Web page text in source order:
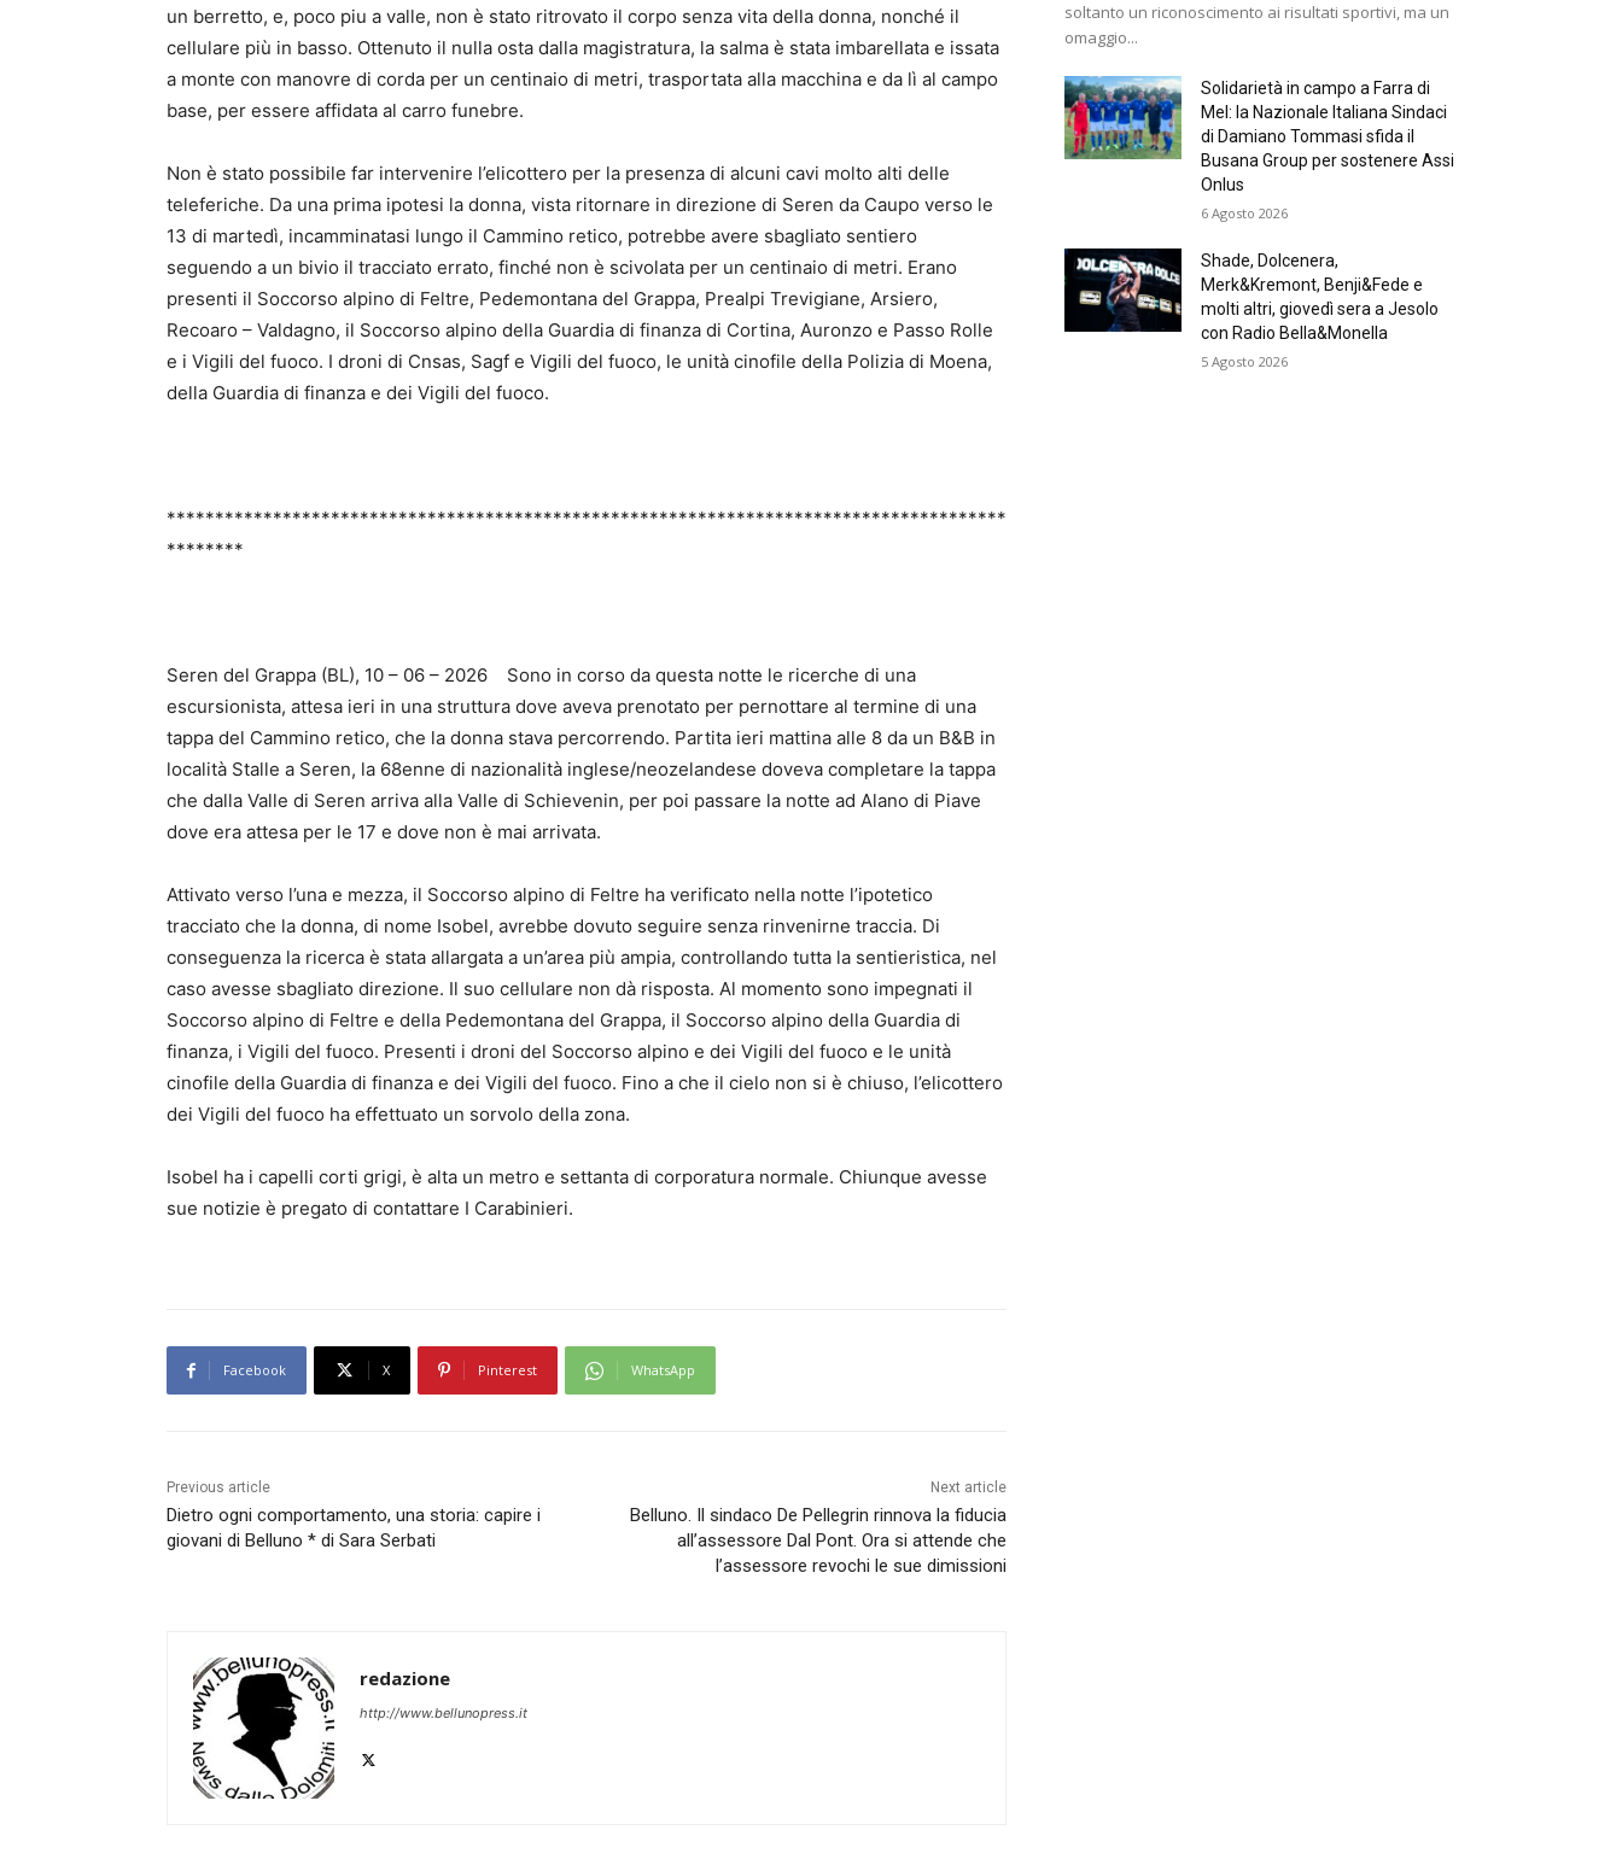
un berretto, e, poco piu a valle, non è stato ritrovato il corpo senza vita della donna, nonché il
cellulare più in basso. Ottenuto il nulla osta dalla magistratura, la salma è stata imbarellata e issata
a monte con manovre di corda per un centinaio di metri, trasportata alla macchina e da lì al campo
base, per essere affidata al carro funebre.
Non è stato possibile far intervenire l’elicottero per la presenza di alcuni cavi molto alti delle
teleferiche. Da una prima ipotesi la donna, vista ritornare in direzione di Seren da Caupo verso le
13 di martedì, incamminatasi lungo il Cammino retico, potrebbe avere sbagliato sentiero
seguendo a un bivio il tracciato errato, finché non è scivolata per un centinaio di metri. Erano
presenti il Soccorso alpino di Feltre, Pedemontana del Grappa, Prealpi Trevigiane, Arsiero,
Recoaro – Valdagno, il Soccorso alpino della Guardia di finanza di Cortina, Auronzo e Passo Rolle
e i Vigili del fuoco. I droni di Cnsas, Sagf e Vigili del fuoco, le unità cinofile della Polizia di Moena,
della Guardia di finanza e dei Vigili del fuoco.
***************************************************************************************
********
Seren del Grappa (BL), 10 – 06 – 2026 Sono in corso da questa notte le ricerche di una
escursionista, attesa ieri in una struttura dove aveva prenotato per pernottare al termine di una
tappa del Cammino retico, che la donna stava percorrendo. Partita ieri mattina alle 8 da un B&B in
località Stalle a Seren, la 68enne di nazionalità inglese/neozelandese doveva completare la tappa
che dalla Valle di Seren arriva alla Valle di Schievenin, per poi passare la notte ad Alano di Piave
dove era attesa per le 17 e dove non è mai arrivata.
Attivato verso l’una e mezza, il Soccorso alpino di Feltre ha verificato nella notte l’ipotetico
tracciato che la donna, di nome Isobel, avrebbe dovuto seguire senza rinvenirne traccia. Di
conseguenza la ricerca è stata allargata a un’area più ampia, controllando tutta la sentieristica, nel
caso avesse sbagliato direzione. Il suo cellulare non dà risposta. Al momento sono impegnati il
Soccorso alpino di Feltre e della Pedemontana del Grappa, il Soccorso alpino della Guardia di
finanza, i Vigili del fuoco. Presenti i droni del Soccorso alpino e dei Vigili del fuoco e le unità
cinofile della Guardia di finanza e dei Vigili del fuoco. Fino a che il cielo non si è chiuso, l’elicottero
dei Vigili del fuoco ha effettuato un sorvolo della zona.
Isobel ha i capelli corti grigi, è alta un metro e settanta di corporatura normale. Chiunque avesse
sue notizie è pregato di contattare I Carabinieri.
Facebook X Pinterest WhatsApp
Previous article
Dietro ogni comportamento, una storia: capire i
giovani di Belluno * di Sara Serbati
Next article
Belluno. Il sindaco De Pellegrin rinnova la fiducia
all’assessore Dal Pont. Ora si attende che
l’assessore revochi le sue dimissioni
redazione
http://www.bellunopress.it
soltanto un riconoscimento ai risultati sportivi, ma un
omaggio...
Solidarietà in campo a Farra di
Mel: la Nazionale Italiana Sindaci
di Damiano Tommasi sfida il
Busana Group per sostenere Assi
Onlus
6 Agosto 2026
Shade, Dolcenera,
Merk&Kremont, Benji&Fede e
molti altri, giovedì sera a Jesolo
con Radio Bella&Monella
5 Agosto 2026